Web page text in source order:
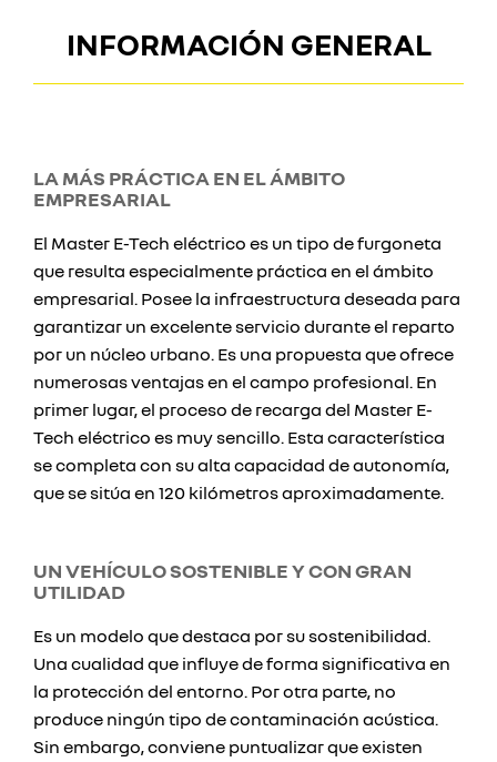
INFORMACIÓN GENERAL
LA MÁS PRÁCTICA EN EL ÁMBITO
EMPRESARIAL
El Master E-Tech eléctrico es un tipo de furgoneta
que resulta especialmente práctica en el ámbito
empresarial. Posee la infraestructura deseada para
garantizar un excelente servicio durante el reparto
por un núcleo urbano. Es una propuesta que ofrece
numerosas ventajas en el campo profesional. En
primer lugar, el proceso de recarga del Master E-
Tech eléctrico es muy sencillo. Esta característica
se completa con su alta capacidad de autonomía,
que se sitúa en 120 kilómetros aproximadamente.
UN VEHÍCULO SOSTENIBLE Y CON GRAN
UTILIDAD
Es un modelo que destaca por su sostenibilidad.
Una cualidad que influye de forma significativa en
la protección del entorno. Por otra parte, no
produce ningún tipo de contaminación acústica.
Sin embargo, conviene puntualizar que existen